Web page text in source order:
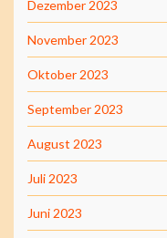
Dezember 2023
November 2023
Oktober 2023
September 2023
August 2023
Juli 2023
Juni 2023